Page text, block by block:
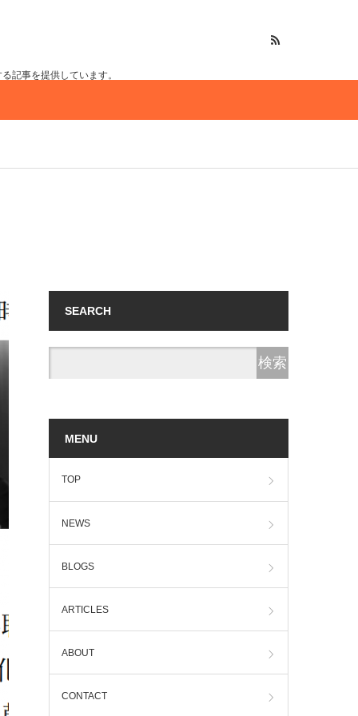
記事を提供しています。
SEARCH
MENU
TOP
NEWS
BLOGS
ARTICLES
ABOUT
CONTACT